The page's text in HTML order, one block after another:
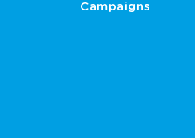
Campaigns